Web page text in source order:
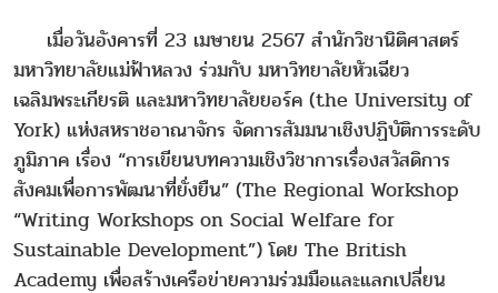
เมื่อวันอังคารที่ 23 เมษายน 2567 สำนักวิชานิติศาสตร์
มหาวิทยาลัยแม่ฟ้าหลวง ร่วมกับ มหาวิทยาลัยหัวเฉียว
เฉลิมพระเกียรติ และมหาวิทยาลัยยอร์ค (the University of
York) แห่งสหราชอาณาจักร จัดการสัมมนาเชิงปฏิบัติการระดับ
ภูมิภาค เรื่อง “การเขียนบทความเชิงวิชาการเรื่องสวัสดิการ
สังคมเพื่อการพัฒนาที่ยั่งยืน” (The Regional Workshop
“Writing Workshops on Social Welfare for
Sustainable Development”) โดย The British
Academy เพื่อสร้างเครือข่ายความร่วมมือและแลกเปลี่ยน